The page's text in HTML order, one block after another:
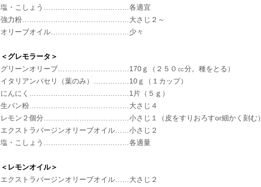
塩・こしょう………………………………各適宜
強力粉………………………………………大さじ２～
オリーブオイル……………………………少々
＜グレモラータ＞
グリーンオリーブ…………………………170ｇ（２５０㏄分。種をとる）
イタリアンパセリ（葉のみ）……………10ｇ（１カップ）
にんにく……………………………………1片（５ｇ）
生パン粉……………………………………大さじ４
レモン２個分………………………………小さじ１（皮をすりおろすor細かく刻む）
エクストラバージンオリーブオイル……小さじ２
塩・こしょう………………………………各適量
＜レモンオイル＞
エクストラバージンオリーブオイル……大さじ２